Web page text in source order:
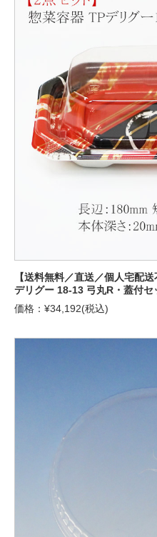
【送料無料／直送／個人宅配
デリグー 18-13 弓丸R・蓋付セ
価格：¥34,192(税込)